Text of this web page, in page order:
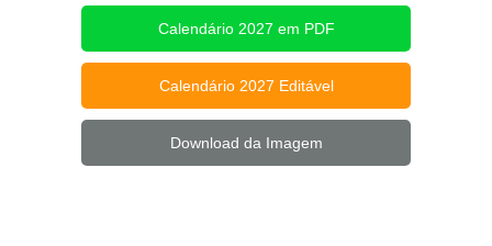
Calendário 2027 em PDF
Calendário 2027 Editável
Download da Imagem